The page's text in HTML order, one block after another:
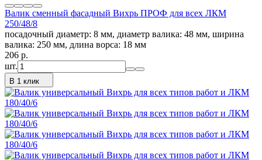
Валик сменный фасадный Вихрь ПРОФ для всех ЛКМ
250/48/8
посадочный диаметр: 8 мм, диаметр валика: 48 мм, ширина
валика: 250 мм, длина ворса: 18 мм
206 p.
шт.
В 1 клик